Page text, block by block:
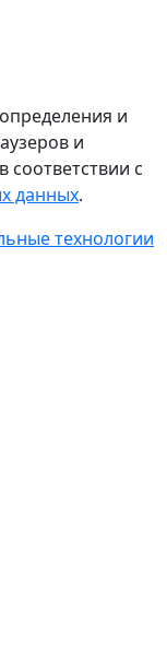
и
и
соответствии с
данных.
технологии